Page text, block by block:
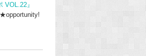
VOL.22』